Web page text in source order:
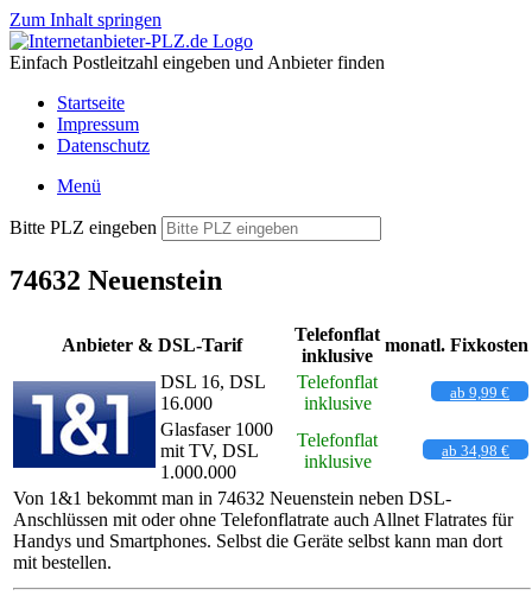
Zum Inhalt springen
Einfach Postleitzahl eingeben und Anbieter finden
Startseite
Impressum
Datenschutz
Menü
Bitte PLZ eingeben
74632 Neuenstein
Anbieter & DSL-Tarif
Telefonflat
inklusive
monatl. Fixkosten
DSL 16, DSL
16.000
Telefonflat
inklusive
ab 9,99 €
Glasfaser 1000
mit TV, DSL
1.000.000
Telefonflat
inklusive
ab 34,98 €
Von 1&1 bekommt man in 74632 Neuenstein neben DSL-
Anschlüssen mit oder ohne Telefonflatrate auch Allnet Flatrates für
Handys und Smartphones. Selbst die Geräte selbst kann man dort
mit bestellen.